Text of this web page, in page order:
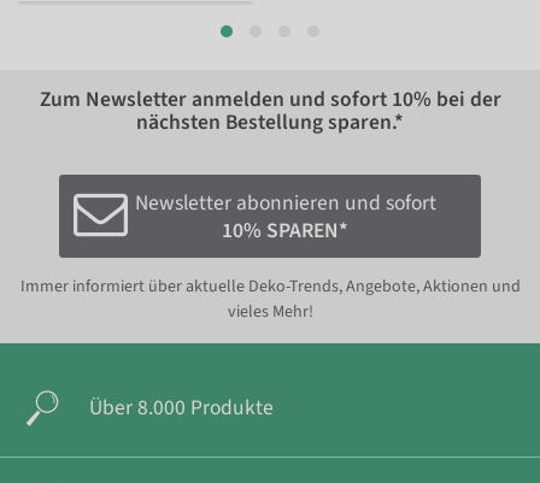
Zum Newsletter anmelden und sofort 10% bei der
nächsten Bestellung sparen.*
Newsletter abonnieren und sofort
10% SPAREN*
Immer informiert über aktuelle Deko-Trends, Angebote, Aktionen und
vieles Mehr!
Über 8.000 Produkte